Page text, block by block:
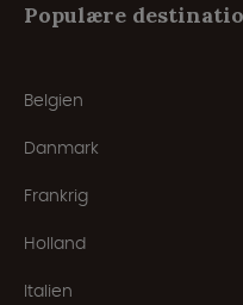
Populære
Belgien
Danmark
Frankrig
Holland
Italien